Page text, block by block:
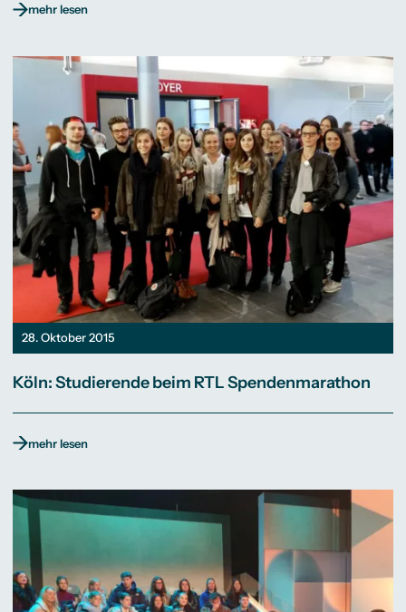
mehr lesen
28. Oktober 2015
Köln: Studierende beim RTL Spendenmarathon
mehr lesen